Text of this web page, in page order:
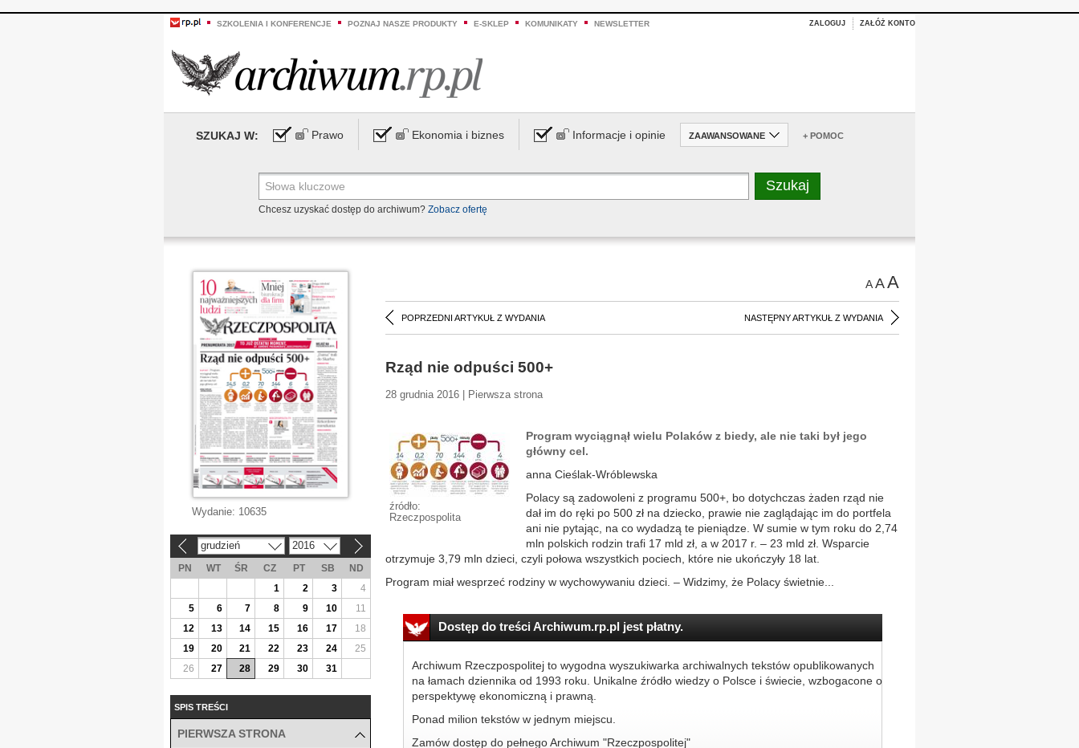
SZKOLENIA I KONFERENCJE POZNAJ NASZE PRODUKTY E-SKLEP KOMUNIKATY NEWSLETTER ZALOGUJ ZAŁÓŻ KONTO
SZUKAJ W: Prawo Ekonomia i biznes Informacje i opinie ZAAWANSOWANE + POMOC
Chcesz uzyskać dostęp do archiwum? Zobacz ofertę
AAA
POPRZEDNI ARTYKUŁ Z WYDANIA NASTĘPNY ARTYKUŁ Z WYDANIA
Rząd nie odpuści 500+
28 grudnia 2016 | Pierwsza strona
źródło:
Rzeczpospolita
Program wyciągnął wielu Polaków z biedy, ale nie taki był jego
główny cel.
anna Cieślak-Wróblewska
Polacy są zadowoleni z programu 500+, bo dotychczas żaden rząd nie
dał im do ręki po 500 zł na dziecko, prawie nie zaglądając im do portfela
ani nie pytając, na co wydadzą te pieniądze. W sumie w tym roku do 2,74
mln polskich rodzin trafi 17 mld zł, a w 2017 r. – 23 mld zł. Wsparcie
otrzymuje 3,79 mln dzieci, czyli połowa wszystkich pociech, które nie ukończyły 18 lat.
Program miał wesprzeć rodziny w wychowywaniu dzieci. – Widzimy, że Polacy świetnie...
Dostęp do treści Archiwum.rp.pl jest płatny.
Archiwum Rzeczpospolitej to wygodna wyszukiwarka archiwalnych tekstów opublikowanych
na łamach dziennika od 1993 roku. Unikalne źródło wiedzy o Polsce i świecie, wzbogacone o
perspektywę ekonomiczną i prawną.
Ponad milion tekstów w jednym miejscu.
Zamów dostęp do pełnego Archiwum "Rzeczpospolitej"
Wydanie: 10635
grudzień 2016
PN WT ŚR CZ PT SB
ND
1
2 3
4
5
6 7 8 9 10
11
12
13 14 15 16 17
18
19
20 21 22 23 24
25
26
27 28 29 30 31
SPIS TREŚCI
PIERWSZA STRONA